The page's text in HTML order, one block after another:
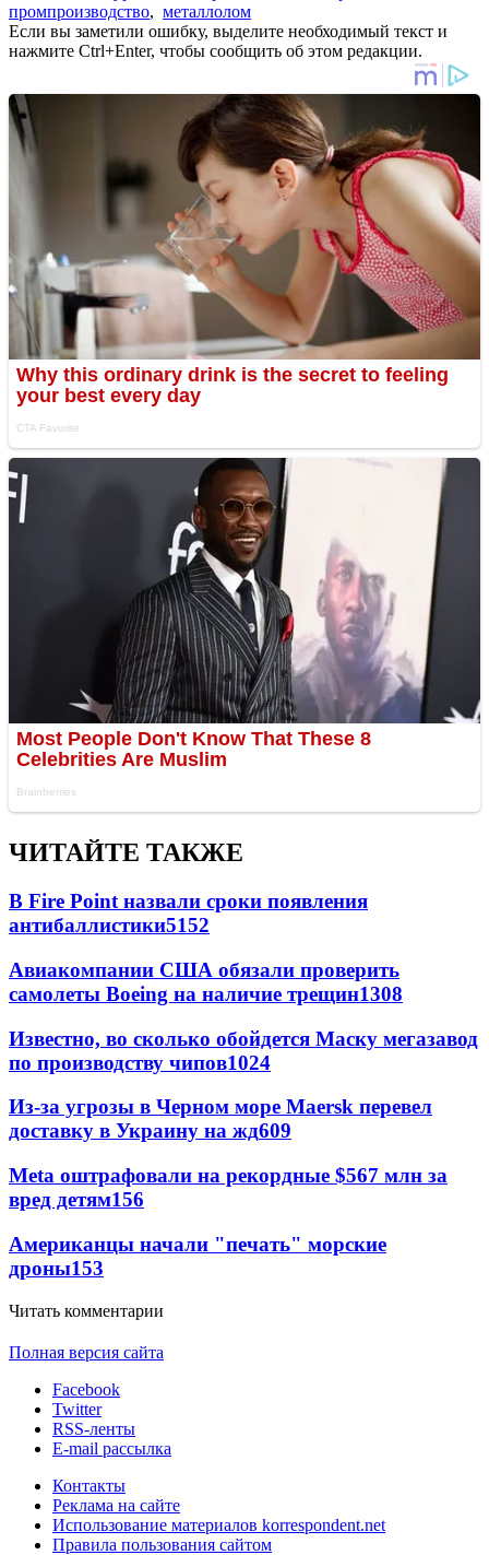
промпроизводство, металлолом
Если вы заметили ошибку, выделите необходимый текст и
нажмите Ctrl+Enter, чтобы сообщить об этом редакции.
ЧИТАЙТЕ ТАКЖЕ
В Fire Point назвали сроки появления
антибаллистики5152
Авиакомпании США обязали проверить
самолеты Boeing на наличие трещин1308
Известно, во сколько обойдется Маску мегазавод
по производству чипов1024
Из-за угрозы в Черном море Maersk перевел
доставку в Украину на жд609
Meta оштрафовали на рекордные $567 млн за
вред детям156
Американцы начали "печать" морские
дроны153
Читать комментарии
Полная версия сайта
Facebook
Twitter
RSS-ленты
E-mail рассылка
Контакты
Реклама на сайте
Использование материалов korrespondent.net
Правила пользования сайтом